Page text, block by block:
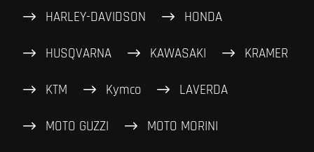
HARLEY-DAVIDSON HONDA
HUSQVARNA KAWASAKI KRAMER
KTM Kymco LAVERDA
MOTO GUZZI MOTO MORINI